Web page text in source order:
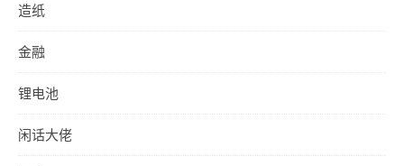
造纸
金融
锂电池
闲话大佬